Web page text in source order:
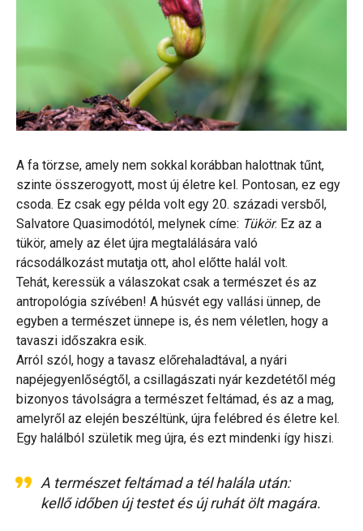
A fa törzse, amely nem sokkal korábban halottnak tűnt,
szinte összerogyott, most új életre kel. Pontosan, ez egy
csoda. Ez csak egy példa volt egy 20. századi versből,
Salvatore Quasimodótól, melynek címe: Tükör. Ez az a
tükör, amely az élet újra megtalálására való
rácsodálkozást mutatja ott, ahol előtte halál volt.
Tehát, keressük a válaszokat csak a természet és az
antropológia szívében! A húsvét egy vallási ünnep, de
egyben a természet ünnepe is, és nem véletlen, hogy a
tavaszi időszakra esik.
Arról szól, hogy a tavasz előrehaladtával, a nyári
napéjegyenlőségtől, a csillagászati nyár kezdetétől még
bizonyos távolságra a természet feltámad, és az a mag,
amelyről az elején beszéltünk, újra felébred és életre kel.
Egy halálból születik meg újra, és ezt mindenki így hiszi.
A természet feltámad a tél halála után:
kellő időben új testet és új ruhát ölt magára.